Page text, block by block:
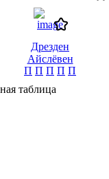
Дрезден
Айслёвен
П П П П П
таблица